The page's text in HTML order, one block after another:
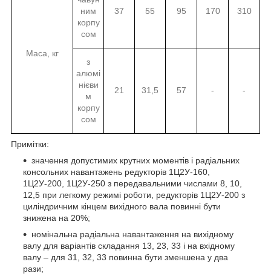
Маса, кг
ним
корпу
сом
37 55 95 170 310
з
алюмі
нієви
м
корпу
сом
21 31,5 57 - -
Примітки:
значення допустимих крутних моментів і радіальних
консольних навантажень редукторів 1Ц2У-160,
1Ц2У-200, 1Ц2У-250 з передавальними числами 8, 10,
12,5 при легкому режимі роботи, редукторів 1Ц2У-200 з
циліндричним кінцем вихідного вала повинні бути
знижена на 20%;
номінальна радіальна навантаження на вихідному
валу для варіантів складання 13, 23, 33 і на вхідному
валу – для 31, 32, 33 повинна бути зменшена у два
рази;